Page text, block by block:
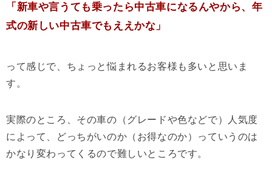
「新車や言うても乗ったら中古車になるんやから、年
式の新しい中古車でもええかな」
って感じで、ちょっと悩まれるお客様も多いと思いま
す。
実際のところ、その車の（グレードや色などで）人気度
によって、どっちがいのか（お得なのか）っていうのは
かなり変わってくるので難しいところです。